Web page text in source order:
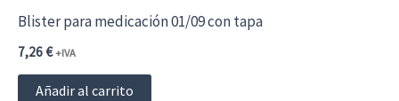
Blister para medicación 01/09 con tapa
7,26€ +IVA
Añadir al carrito